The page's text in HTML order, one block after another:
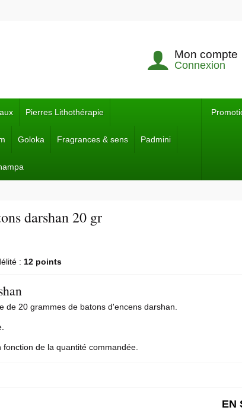
Mon compte
Connexion
Pierres Lithothérapie
Goloka Fragrances & sens Padmini
darshan 20 gr
: 12 points
de 20 grammes de batons d'encens darshan.
fonction de la quantité commandée.
EN